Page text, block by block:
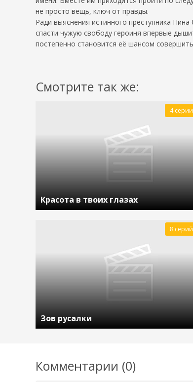
не просто вещь, ключ от правды.
Ради выяснения истинного преступника
спасти чужую свободу героиня впервые
постепенно становится её шансом
Смотрите так же:
Красота в твоих глазах
4 серии
Зов русалки
8 серий
Комментарии (0)